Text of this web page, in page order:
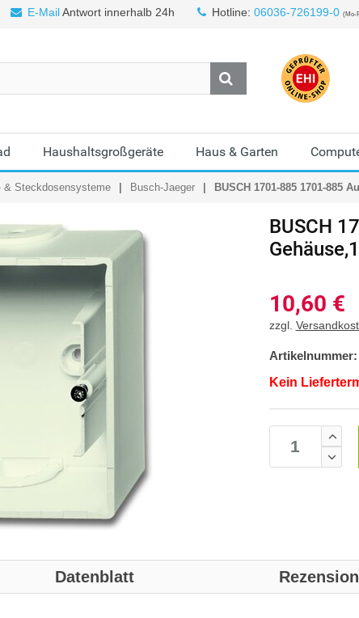
E-MailAntwort innerhalb 24h Hotline: 06036-726199-0 (Mo-
Haushaltsgroßgeräte Haus & Garten
& Steckdosensysteme Busch-Jaeger BUSCH 1701-885 1701-885
BUSCH
10,60 €
zzgl.
Artikelnummer:
Kein
Datenblatt